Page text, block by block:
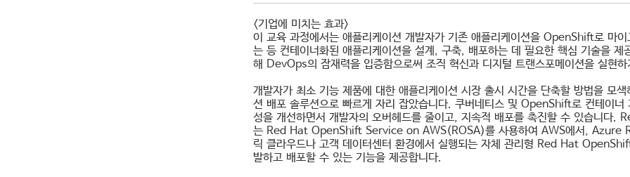
<기업에 미치는 효과>
이 교육 과정에서는 애플리케이션 개발자가 기존 애플리케이션을 OpenShift로 마
는 등 컨테이너화된 애플리케이션을 설계, 구축, 배포하는 데 필요한 핵심 기술을
해 DevOps의 잠재력을 입증함으로써 조직 혁신과 디지털 트랜스포메이션을 실현
개발자가 최소 기능 제품에 대한 애플리케이션 시장 출시 시간을 단축할 방법을 모
션 배포 솔루션으로 빠르게 자리 잡았습니다. 쿠버네티스 및 OpenShift로 컨테이너
성을 개선하면서 개발자의 오버헤드를 줄이고, 지속적 배포를 촉진할 수 있습니다
는 Red Hat OpenShift Service on AWS(ROSA)를 사용하여 AWS에서,
릭 클라우드나 고객 데이터센터 환경에서 실행되는 자체 관리형 Red Hat
발하고 배포할 수 있는 기능을 제공합니다.